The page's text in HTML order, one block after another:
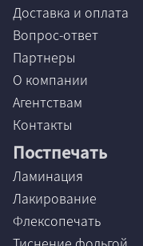
Доставка и оплата
Вопрос-ответ
Партнеры
О компании
Агентствам
Контакты
Постпечать
Ламинация
Лакирование
Флексопечать